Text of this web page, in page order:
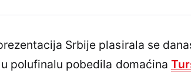
Srbije plasirala se
polufinalu pobedila domaćina